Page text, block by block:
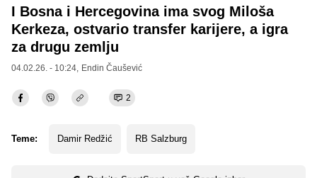
I Bosna i Hercegovina ima svog Miloša
Kerkeza, ostvario transfer karijere, a igra
za drugu zemlju
04.02.26. - 10:24, Endin Čaušević
2
Teme: Damir Redžić RB Salzburg